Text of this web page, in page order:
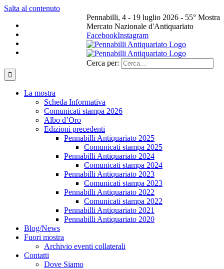
Salta al contenuto
Pennabilli, 4 - 19 luglio 2026 - 55° Mostra
Mercato Nazionale d'Antiquariato
FacebookInstagram
Cerca per:
La mostra
Scheda Informativa
Comunicati stampa 2026
Albo d’Oro
Edizioni precedenti
Pennabilli Antiquariato 2025
Comunicati stampa 2025
Pennabilli Antiquariato 2024
Comunicati stampa 2024
Pennabilli Antiquariato 2023
Comunicati stampa 2023
Pennabilli Antiquariato 2022
Comunicati stampa 2022
Pennabilli Antiquariato 2021
Pennabilli Antiquariato 2020
Blog/News
Fuori mostra
Archivio eventi collaterali
Contatti
Dove Siamo